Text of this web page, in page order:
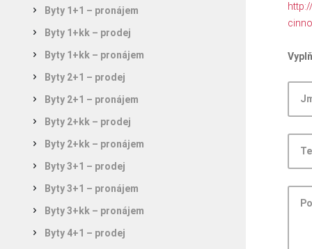
Byty 1+1 – pronájem
Byty 1+kk – prodej
Byty 1+kk – pronájem
Byty 2+1 – prodej
Byty 2+1 – pronájem
Byty 2+kk – prodej
Byty 2+kk – pronájem
Byty 3+1 – prodej
Byty 3+1 – pronájem
Byty 3+kk – pronájem
Byty 4+1 – prodej